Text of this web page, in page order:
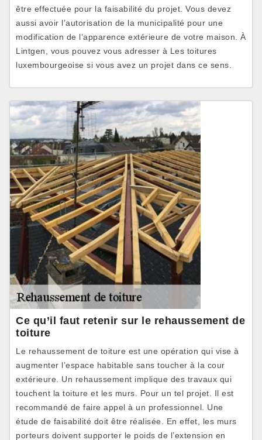
être effectuée pour la faisabilité du projet. Vous devez
aussi avoir l’autorisation de la municipalité pour une
modification de l’apparence extérieure de votre maison. À
Lintgen, vous pouvez vous adresser à Les toitures
luxembourgeoise si vous avez un projet dans ce sens.
Ce qu’il faut retenir sur le rehaussement de
toiture
Le rehaussement de toiture est une opération qui vise à
augmenter l’espace habitable sans toucher à la cour
extérieure. Un rehaussement implique des travaux qui
touchent la toiture et les murs. Pour un tel projet. Il est
recommandé de faire appel à un professionnel. Une
étude de faisabilité doit être réalisée. En effet, les murs
porteurs doivent supporter le poids de l’extension en